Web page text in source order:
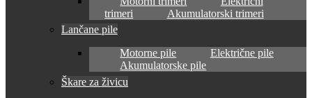
trimeri
Akumulatorski trimeri
Lančane pile
Motorne pile
Električne pile
Akumulatorske pile
Škare za živicu